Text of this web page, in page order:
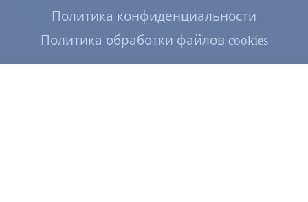
Политика конфиденциальности
Политика обработки файлов cookies